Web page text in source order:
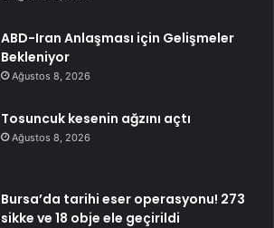
ABD-Iran Anlaşması için Gelişmeler
Bekleniyor
Ağustos 8, 2026
Tosuncuk kesenin ağzını açtı
Ağustos 8, 2026
Bursa’da tarihi eser operasyonu! 273
sikke ve 18 obje ele geçirildi